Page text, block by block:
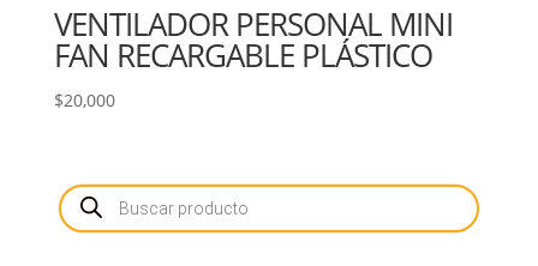
VENTILADOR PERSONAL MINI
FAN RECARGABLE PLÁSTICO
$20,000
Búsqueda
de
productos